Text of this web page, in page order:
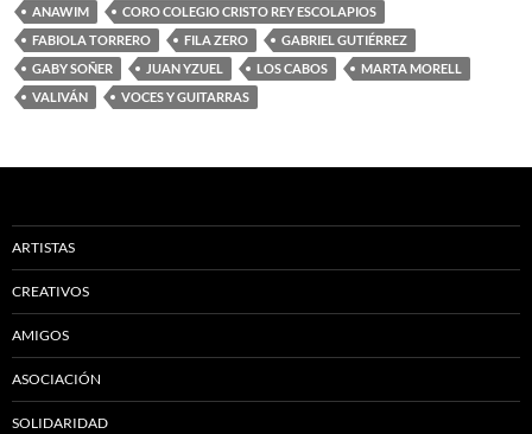
ANAWIM
CORO COLEGIO CRISTO REY ESCOLAPIOS
FABIOLA TORRERO
FILA ZERO
GABRIEL GUTIÉRREZ
GABY SOÑER
JUAN YZUEL LOS CABOS
MARTA MORELL
VALIVÁN
VOCES Y GUITARRAS
ARTISTAS
CREATIVOS
AMIGOS
ASOCIACIÓN
SOLIDARIDAD